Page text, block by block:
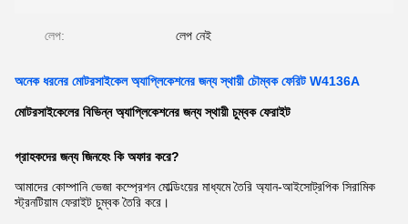
লেপ: লেপ নেই
অনেক ধরনের মোটরসাইকেল অ্যাপ্লিকেশনের জন্য স্থায়ী চৌম্বক ফেরিট W4136A
মোটরসাইকেলের বিভিন্ন অ্যাপ্লিকেশনের জন্য স্থায়ী চুম্বক ফেরাইট
গ্রাহকদের জন্য জিনহেং কি অফার করে?
আমাদের কোম্পানি ভেজা কম্প্রেশন মোল্ডিংয়ের মাধ্যমে তৈরি অ্যান-আইসোট্রপিক সিরামিক
স্ট্রনটিয়াম ফেরাইট চুম্বক তৈরি করে।